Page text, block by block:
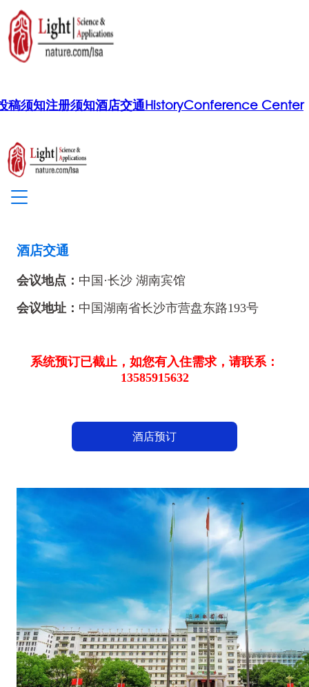
稿须知注册须知酒店交通HistoryConference Center
酒店交通
会议地点： 中国·长沙 湖南宾馆
会议地址： 中国湖南省长沙市营盘东路193号
系统预订已截止，如您有入住需求，请联系：
13585915632
酒店预订